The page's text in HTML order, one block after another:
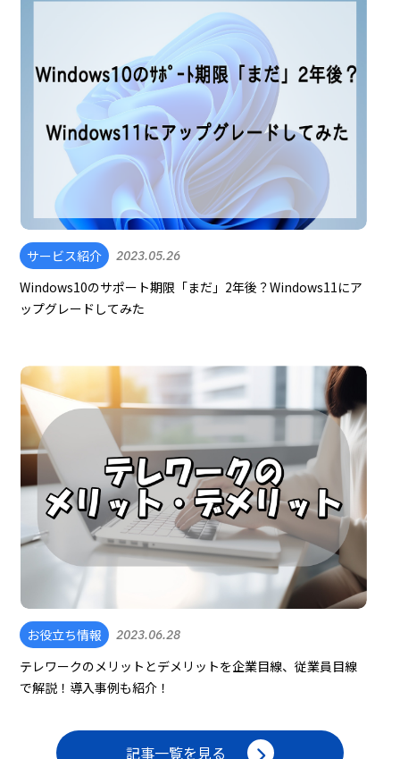
サービス紹介 2023.05.26
Windows10のサポート期限「まだ」2年後？Windows11にア
ップグレードしてみた
お役立ち情報 2023.06.28
テレワークのメリットとデメリットを企業目線、従業員目線
で解説！導入事例も紹介！
記事一覧を見る